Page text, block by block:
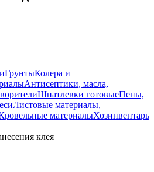
ГрунтыКолера и
Антисептики, масла,
Шпатлевки готовыеПены,
Листовые материалы,
материалыХозинвентарь
клея